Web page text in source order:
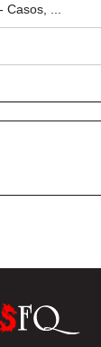
...